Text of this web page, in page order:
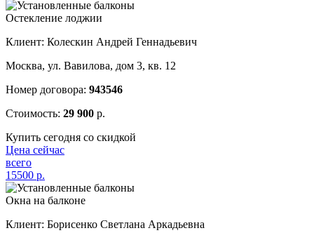
Остекление лоджии
Клиент: Колескин Андрей Геннадьевич
Москва, ул. Вавилова, дом 3, кв. 12
Номер договора: 943546
Стоимость: 29 900 р.
Купить сегодня со скидкой
Цена сейчас
всего
15500 р.
Окна на балконе
Клиент: Борисенко Светлана Аркадьевна